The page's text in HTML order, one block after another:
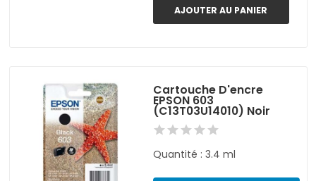
AJOUTER AU PANIER
Cartouche D'encre
EPSON 603
(C13T03U14010) Noir
Quantité : 3.4 ml